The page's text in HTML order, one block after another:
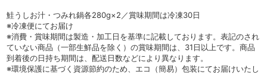
鮭うしお汁・つみれ鍋各280g×2／賞味期間は冷凍30日
※冷凍便にてお届け
※消費・賞味期間は製造・加工日を基準に記載しております。表記のされ
ていない商品（一部生鮮品を除く）の賞味期間は、31日以上です。商品
到着後の日持ち期間は、配送日数などにより異なります。
※環境保護に基づく資源節約のため、エコ（簡易）包装にてお届けいたし